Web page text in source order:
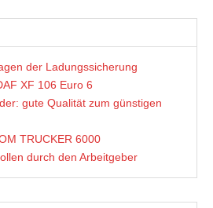
der Ladungssicherung
XF 106 Euro 6
gute Qualität zum günstigen
TRUCKER 6000
durch den Arbeitgeber